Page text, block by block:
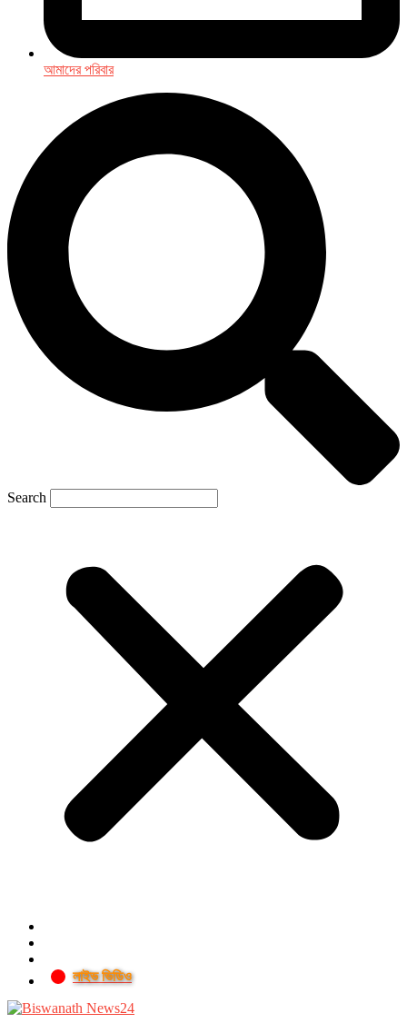
আমাদের পরিবার
Search
লাইভ ভিডিও